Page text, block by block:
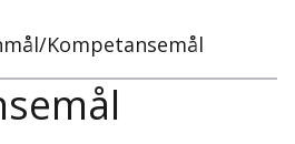
Kompetansemål